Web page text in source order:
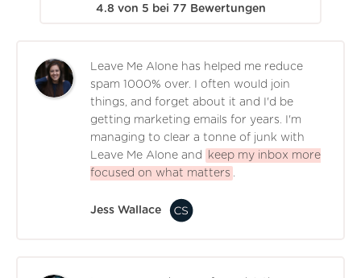
4.8 von 5 bei 77 Bewertungen
Leave Me Alone has helped me reduce
spam 1000% over. I often would join
things, and forget about it and I'd be
getting marketing emails for years. I'm
managing to clear a tonne of junk with
Leave Me Alone and
keep my inbox more
focused on what matters .
Jess Wallace